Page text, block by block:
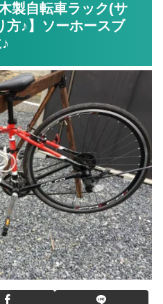
製自転車ラック(サ
方♪】ソーホースブ